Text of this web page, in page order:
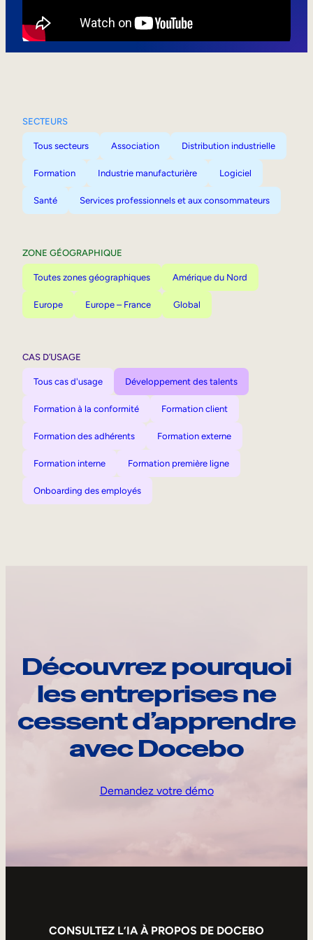
SECTEURS
Tous secteurs Association Distribution industrielle
Formation Industrie manufacturière Logiciel
Santé Services professionnels et aux consommateurs
ZONE GÉOGRAPHIQUE
Toutes zones géographiques Amérique du Nord
Europe Europe – France Global
CAS D’USAGE
Tous cas d'usage Développement des talents
Formation à la conformité Formation client
Formation des adhérents Formation externe
Formation interne Formation première ligne
Onboarding des employés
Découvrez pourquoi
les entreprises ne
cessent d’apprendre
avec Docebo
Demandez votre démo
CONSULTEZ L’IA À PROPOS DE DOCEBO